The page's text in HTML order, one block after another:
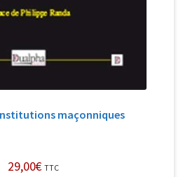
maçonniques
29,00€ TTC